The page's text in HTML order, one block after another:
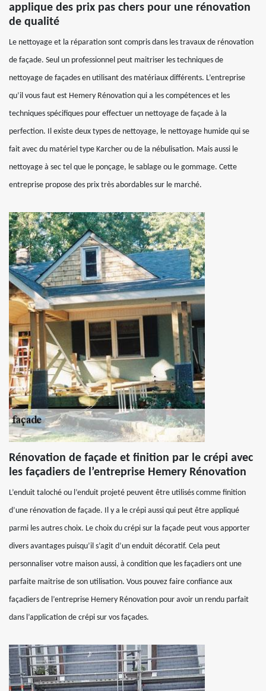
applique des prix pas chers pour une rénovation
de qualité
Le nettoyage et la réparation sont compris dans les travaux de rénovation
de façade. Seul un professionnel peut maitriser les techniques de
nettoyage de façades en utilisant des matériaux différents. L’entreprise
qu’il vous faut est Hemery Rénovation qui a les compétences et les
techniques spécifiques pour effectuer un nettoyage de façade à la
perfection. Il existe deux types de nettoyage, le nettoyage humide qui se
fait avec du matériel type Karcher ou de la nébulisation. Mais aussi le
nettoyage à sec tel que le ponçage, le sablage ou le gommage. Cette
entreprise propose des prix très abordables sur le marché.
Rénovation de façade et finition par le crépi avec
les façadiers de l’entreprise Hemery Rénovation
L’enduit taloché ou l’enduit projeté peuvent être utilisés comme finition
d’une rénovation de façade. Il y a le crépi aussi qui peut être appliqué
parmi les autres choix. Le choix du crépi sur la façade peut vous apporter
divers avantages puisqu’il s’agit d’un enduit décoratif. Cela peut
personnaliser votre maison aussi, à condition que les façadiers ont une
parfaite maitrise de son utilisation. Vous pouvez faire confiance aux
façadiers de l’entreprise Hemery Rénovation pour avoir un rendu parfait
dans l’application de crépi sur vos façades.